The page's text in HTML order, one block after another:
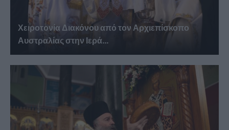
Χειροτονία Διακόνου από τον Αρχιεπίσκοπο
Αυστραλίας στην Ιερά...